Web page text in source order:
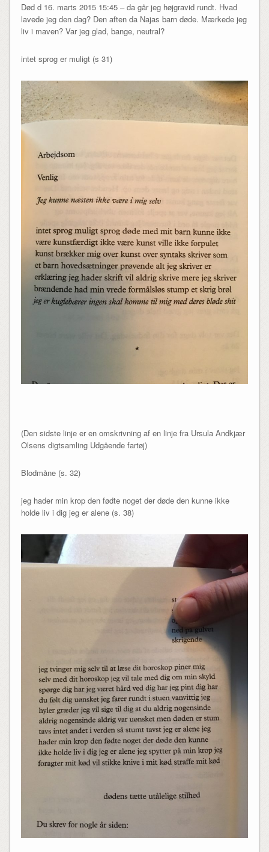
Død d 16. marts 2015 15:45 – da går jeg højgravid rundt. Hvad
lavede jeg den dag? Den aften da Najas barn døde. Mærkede jeg
liv i maven? Var jeg glad, bange, neutral?
intet sprog er muligt (s 31)
(Den sidste linje er en omskrivning af en linje fra Ursula Andkjær
Olsens digtsamling Udgående fartøj)
Blodmåne (s. 32)
jeg hader min krop den fødte noget der døde den kunne ikke
holde liv i dig jeg er alene (s. 38)